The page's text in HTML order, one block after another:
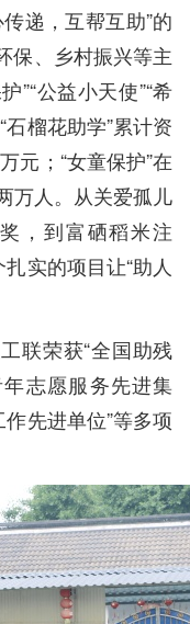
递，互帮互助”的
保、乡村振兴等主
”“公益小天使”“希
榴花助学”累计资
元；“女童保护”在
万人。从关爱孤儿
，到富硒稻米注
实的项目让“助人
联荣获“全国助残
志愿服务先进集
先进单位”等多项